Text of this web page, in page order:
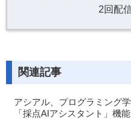
2回配
関連記事
アシアル、プログラミング
「採点AIアシスタント」機